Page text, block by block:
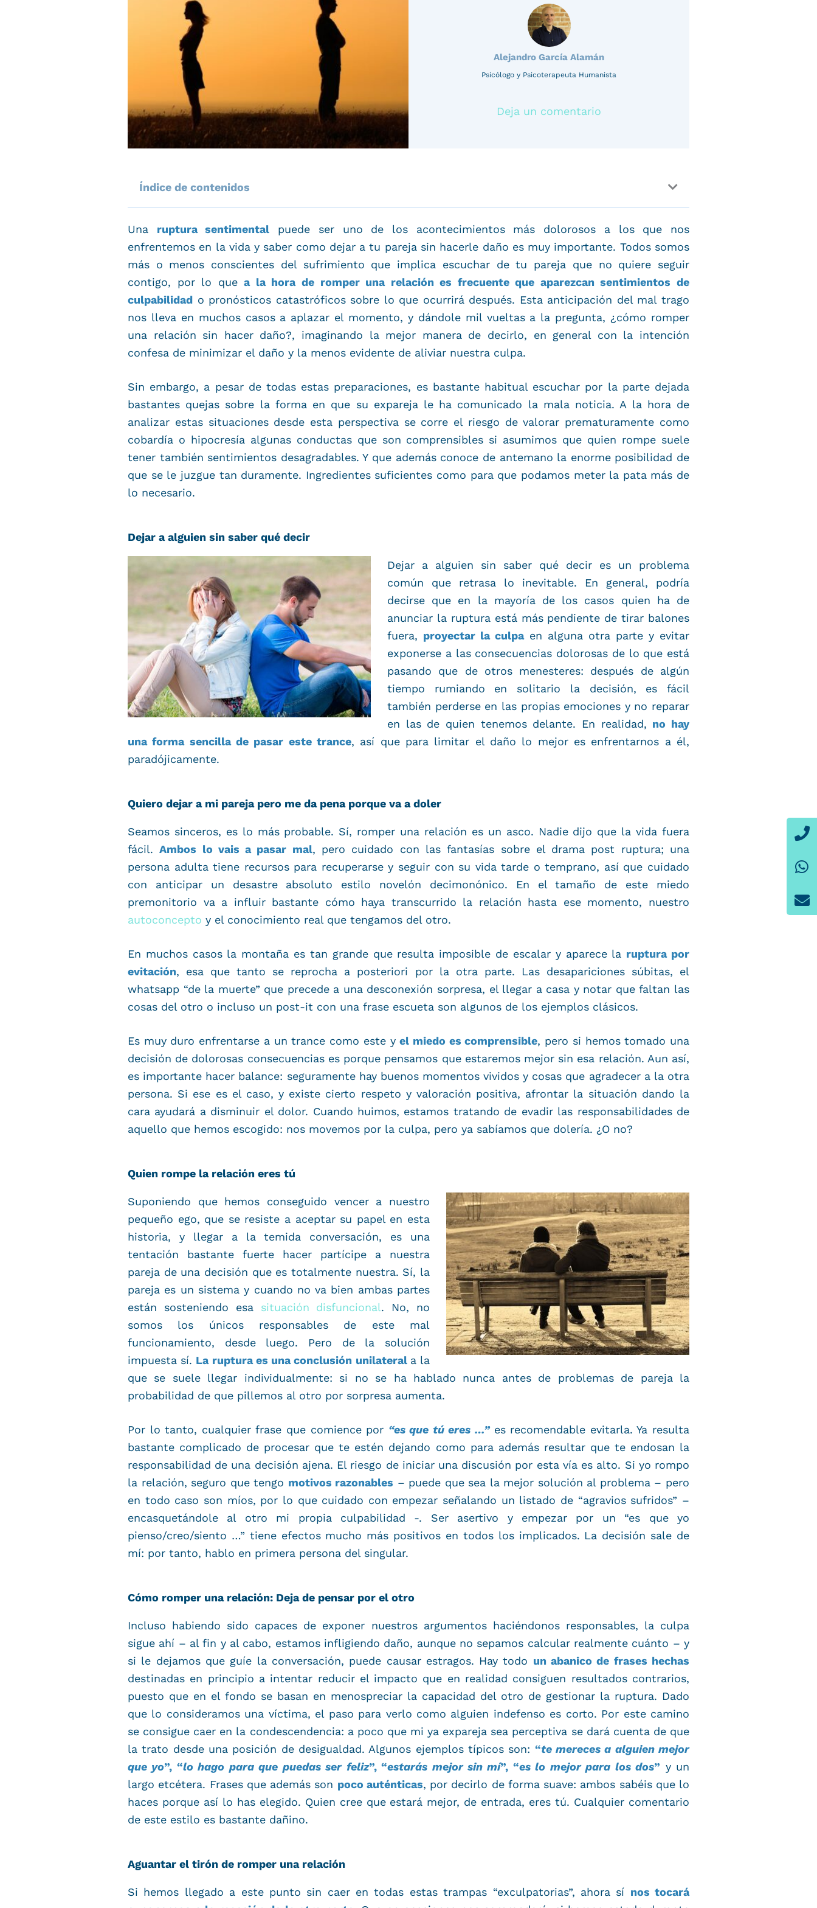
Alejandro García Alamán
Psicólogo y Psicoterapeuta Humanista
Deja un comentario
Índice de contenidos
Una ruptura sentimental
puede ser uno de los acontecimientos más dolorosos a los que nos
enfrentemos en la vida y saber como dejar a tu pareja sin hacerle daño es muy importante. Todos somos
más o menos conscientes del sufrimiento que implica escuchar de tu pareja que no quiere seguir
contigo, por lo quea la hora de romper una relación es frecuente que aparezcan sentimientos de
culpabilidad o pronósticos catastróficos sobre lo que ocurrirá después. Esta anticipación del mal trago
nos lleva en muchos casos a aplazar el momento, y dándole mil vueltas a la pregunta, ¿cómo romper
una relación sin hacer daño?, imaginando la mejor manera de decirlo, en general con la intención
confesa de minimizar el daño y la menos evidente de aliviar nuestra culpa.
Sin embargo, a pesar de todas estas preparaciones, es bastante habitual escuchar por la parte dejada
bastantes quejas sobre la forma en que su expareja le ha comunicado la mala noticia. A la hora de
analizar estas situaciones desde esta perspectiva se corre el riesgo de valorar prematuramente como
cobardía o hipocresía algunas conductas que son comprensibles si asumimos que quien rompe suele
tener también sentimientos desagradables. Y que además conoce de antemano la enorme posibilidad de
que se le juzgue tan duramente. Ingredientes suficientes como para que podamos meter la pata más de
lo necesario.
Dejar a alguien sin saber qué decir
Dejar a alguien sin saber qué decir es un problema
común que retrasa lo inevitable. En general, podría
decirse que en la mayoría de los casos quien ha de
anunciar la ruptura está más pendiente de tirar balones
fuera, proyectar la culpaen alguna otra parte y evitar
exponerse a las consecuencias dolorosas de lo que está
pasando que de otros menesteres: después de algún
tiempo rumiando en solitario la decisión, es fácil
también perderse en las propias emociones y no reparar
en las de quien tenemos delante. En realidad, no hay
una forma sencilla de pasar este trance, así que para limitar el daño lo mejor es enfrentarnos a él,
paradójicamente.
Quiero dejar a mi pareja pero me da pena porque va a doler
Seamos sinceros, es lo más probable. Sí, romper una relación es un asco. Nadie dijo que la vida fuera
fácil.Ambos lo vais a pasar mal, pero cuidado con las fantasías sobre el drama post ruptura; una
persona adulta tiene recursos para recuperarse y seguir con su vida tarde o temprano, así que cuidado
con anticipar un desastre absoluto estilo novelón decimonónico. En el tamaño de este miedo
premonitorio va a influir bastante cómo haya transcurrido la relación hasta ese momento, nuestro
autoconcepto y el conocimiento real que tengamos del otro.
En muchos casos la montaña es tan grande que resulta imposible de escalar y aparece la ruptura por
evitación, esa que tanto se reprocha a posteriori por la otra parte. Las desapariciones súbitas, el
whatsapp “de la muerte” que precede a una desconexión sorpresa, el llegar a casa y notar que faltan las
cosas del otro o incluso un post-it con una frase escueta son algunos de los ejemplos clásicos.
Es muy duro enfrentarse a un trance como este yel miedo es comprensible, pero si hemos tomado una
decisión de dolorosas consecuencias es porque pensamos que estaremos mejor sin esa relación. Aun así,
es importante hacer balance: seguramente hay buenos momentos vividos y cosas que agradecer a la otra
persona. Si ese es el caso, y existe cierto respeto y valoración positiva, afrontar la situación dando la
cara ayudará a disminuir el dolor. Cuando huimos, estamos tratando de evadir las responsabilidades de
aquello que hemos escogido: nos movemos por la culpa, pero ya sabíamos que dolería. ¿O no?
Quien rompe la relación eres tú
Suponiendo que hemos conseguido vencer a nuestro
pequeño ego, que se resiste a aceptar su papel en esta
historia, y llegar a la temida conversación, es una
tentación bastante fuerte hacer partícipe a nuestra
pareja de una decisión que es totalmente nuestra. Sí, la
pareja es un sistema y cuando no va bien ambas partes
están sosteniendo esasituación disfuncional. No, no
somos los únicos responsables de este mal
funcionamiento, desde luego. Pero de la solución
impuesta sí. La ruptura es una conclusión unilateral a la
que se suele llegar individualmente: si no se ha hablado nunca antes de problemas de pareja la
probabilidad de que pillemos al otro por sorpresa aumenta.
Por lo tanto, cualquier frase que comience por “es que tú eres …”es recomendable evitarla. Ya resulta
bastante complicado de procesar que te estén dejando como para además resultar que te endosan la
responsabilidad de una decisión ajena. El riesgo de iniciar una discusión por esta vía es alto. Si yo rompo
la relación, seguro que tengo motivos razonables – puede que sea la mejor solución al problema – pero
en todo caso son míos, por lo que cuidado con empezar señalando un listado de “agravios sufridos” –
encasquetándole al otro mi propia culpabilidad -. Ser asertivo y empezar por un “es que yo
pienso/creo/siento …” tiene efectos mucho más positivos en todos los implicados. La decisión sale de
mí: por tanto, hablo en primera persona del singular.
Cómo romper una relación: Deja de pensar por el otro
Incluso habiendo sido capaces de exponer nuestros argumentos haciéndonos responsables, la culpa
sigue ahí – al fin y al cabo, estamos infligiendo daño, aunque no sepamos calcular realmente cuánto – y
si le dejamos que guíe la conversación, puede causar estragos. Hay todo un abanico de frases hechas
destinadas en principio a intentar reducir el impacto que en realidad consiguen resultados contrarios,
puesto que en el fondo se basan en menospreciar la capacidad del otro de gestionar la ruptura. Dado
que lo consideramos una víctima, el paso para verlo como alguien indefenso es corto. Por este camino
se consigue caer en la condescendencia: a poco que mi ya expareja sea perceptiva se dará cuenta de que
la trato desde una posición de desigualdad. Algunos ejemplos típicos son: “te mereces a alguien mejor
que yo”, “lo hago para que puedas ser feliz”, “estarás mejor sin mí”, “es lo mejor para los dos” y un
largo etcétera. Frases que además son poco auténticas, por decirlo de forma suave: ambos sabéis que lo
haces porque así lo has elegido. Quien cree que estará mejor, de entrada, eres tú. Cualquier comentario
de este estilo es bastante dañino.
Aguantar el tirón de romper una relación
Si hemos llegado a este punto sin caer en todas estas trampas “exculpatorias”, ahora sí nos tocará